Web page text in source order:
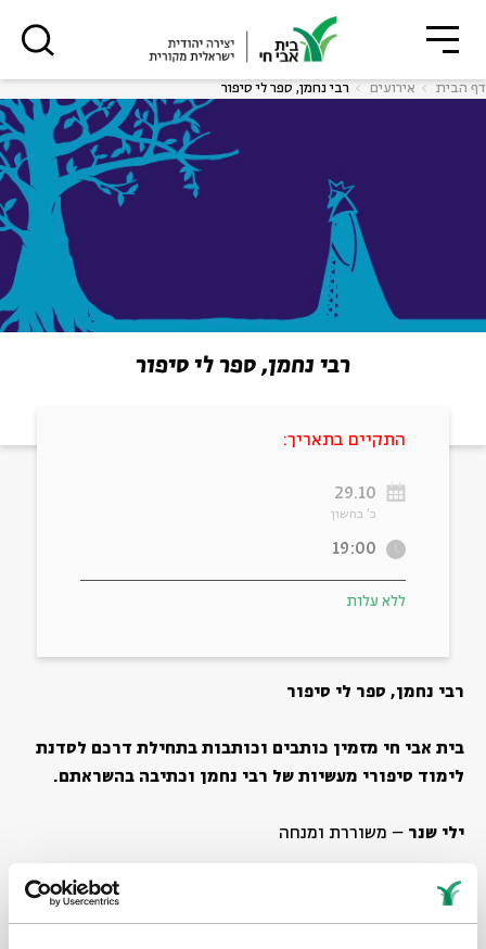
דף הבית אירועים רבי נחמן, ספר לי סיפור
רבי נחמן, ספר לי סיפור
רבי נחמן, ספר לי סיפור
בית אבי חי מזמין כותבים וכותבות בתחילת דרכם לסדנת
לימוד סיפורי מעשיות של רבי נחמן וכתיבה בהשראתם.
ילי שנר – משוררת ומנחה
אלכסנדרה מנדלבום
התקיים בתאריך:
29.10
כ' בחשון
19:00
ללא עלות
סגור